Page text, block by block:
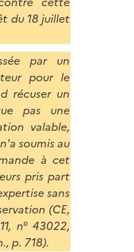
du 18 juillet
par un
pour le
récuser un
pas une
valable,
soumis au
à cet
pris part
sans
(CE,
n° 43022,
p. 718).